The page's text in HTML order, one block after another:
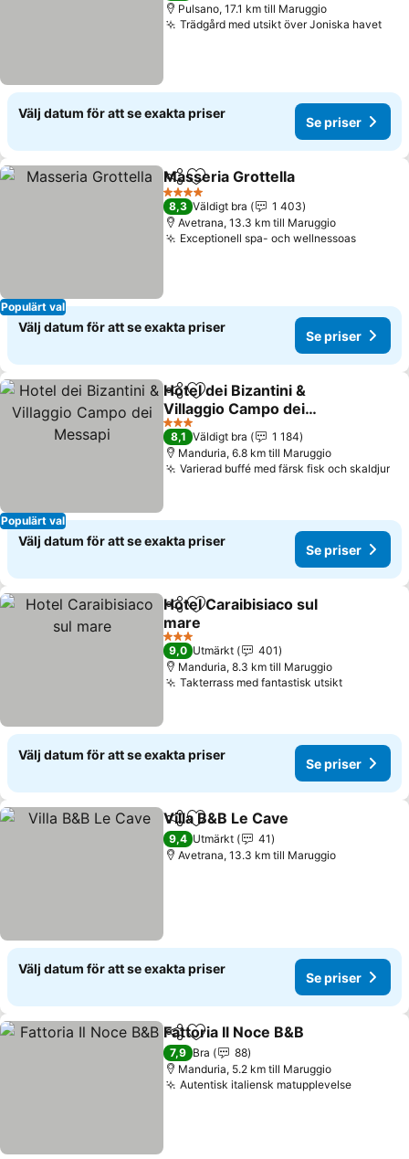
Pulsano, 17.1 km till Maruggio
Trädgård med utsikt över Joniska havet
Välj datum för att se exakta priser
Se priser
Populärt val
Dela Lägg till i Mina Favoriter
Masseria Grottella
4 Stjärnor
8,3 Väldigt bra
1 403
Avetrana, 13.3 km till Maruggio
Exceptionell spa- och wellnessoas
Välj datum för att se exakta priser
Se priser
Populärt val
Dela Lägg till i Mina Favoriter
Hotel dei Bizantini &
Villaggio Campo dei
Messapi
3 Stjärnor
8,1 Väldigt bra
1 184
Manduria, 6.8 km till Maruggio
Varierad buffé med färsk fisk och skaldjur
Välj datum för att se exakta priser
Se priser
Dela Lägg till i Mina Favoriter
Hotel Caraibisiaco sul
mare
3 Stjärnor
9,0 Utmärkt
401
Manduria, 8.3 km till Maruggio
Takterrass med fantastisk utsikt
Välj datum för att se exakta priser
Se priser
Dela Lägg till i Mina Favoriter
Villa B&B Le Cave
9,4 Utmärkt
41
Avetrana, 13.3 km till Maruggio
Välj datum för att se exakta priser
Se priser
Dela Lägg till i Mina Favoriter
Fattoria Il Noce B&B
7,9 Bra
88
Manduria, 5.2 km till Maruggio
Autentisk italiensk matupplevelse